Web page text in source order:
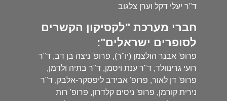
ד"ר יעלי דקל וערן צלגוב
חברי מערכת "לקסיקון הקשרים
לסופרים ישראלים":
פרופ' אבנר הולצמן (יו"ר), פרופ' ניצה בן דב, ד"ר
רועי גרינוולד, ד"ר ענת ויסמן, ד"ר בתיה ולדמן,
פרופ' דן לאור, פרופ' אבידב ליפסקר-אלבק, ד"ר
נירית קורמן, פרופ' ניסים קלדרון, פרופ' רות